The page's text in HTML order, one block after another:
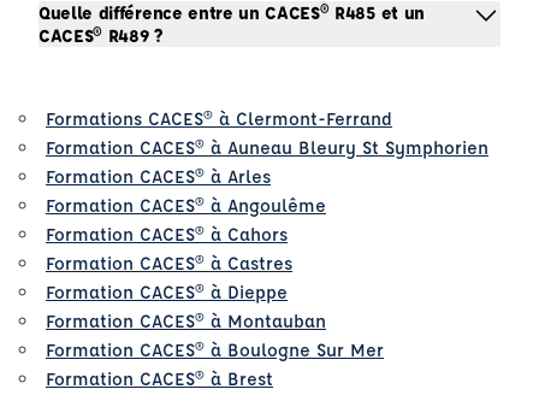
Quelle différence entre un CACES® R485 et un
CACES® R489 ?
Formations CACES® à Clermont-Ferrand
Formation CACES® à Auneau Bleury St Symphorien
Formation CACES® à Arles
Formation CACES® à Angoulême
Formation CACES® à Cahors
Formation CACES® à Castres
Formation CACES® à Dieppe
Formation CACES® à Montauban
Formation CACES® à Boulogne Sur Mer
Formation CACES® à Brest